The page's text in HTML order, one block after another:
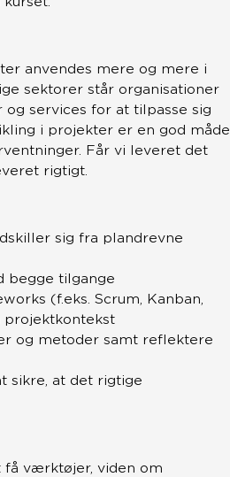
anvendes mere og mere i
sektorer står organisationer
services for at tilpasse sig
i projekter er en god måde
Får vi leveret det
rigtigt.
sig fra plandrevne
begge tilgange
(f.eks. Scrum, Kanban,
projektkontekst
og metoder samt reflektere
sikre, at det rigtige
få værktøjer, viden om